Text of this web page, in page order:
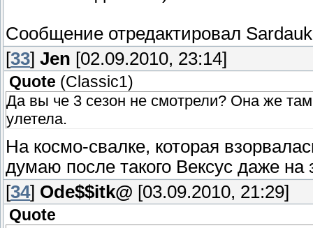
Сообщение отредактировал
[33] Jen [02.09.2010, 23:14]
Quote (Classic1)
Да вы че 3 сезон не смотрели? Она же там
улетела.
На космо-свалке, которая
думаю после такого Вексус даже на
[34] Ode$$itk@ [03.09.2010, 21:29]
Quote